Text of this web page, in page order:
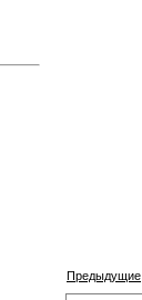
Предыдущие